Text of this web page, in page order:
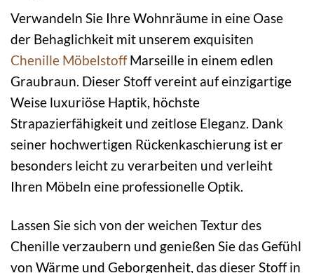
Verwandeln Sie Ihre Wohnräume in eine Oase
der Behaglichkeit mit unserem exquisiten
Chenille MöbelstoffMarseille in einem edlen
Graubraun. Dieser Stoff vereint auf einzigartige
Weise luxuriöse Haptik, höchste
Strapazierfähigkeit und zeitlose Eleganz. Dank
seiner hochwertigen Rückenkaschierung ist er
besonders leicht zu verarbeiten und verleiht
Ihren Möbeln eine professionelle Optik.
Lassen Sie sich von der weichen Textur des
Chenille verzaubern und genießen Sie das Gefühl
von Wärme und Geborgenheit, das dieser Stoff in